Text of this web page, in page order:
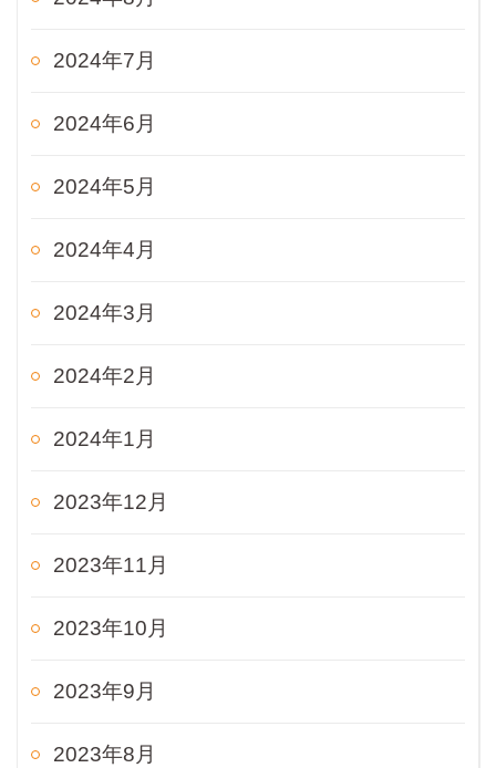
2024年7月
2024年6月
2024年5月
2024年4月
2024年3月
2024年2月
2024年1月
2023年12月
2023年11月
2023年10月
2023年9月
2023年8月